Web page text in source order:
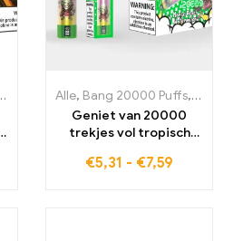
wegwerp-e-sigaretten Zweden,
Alle, Bang 20000 Puffs,
Geniet van 20000
trekjes vol tropisch
BLAZE 20000 PUFFS
€5,31 - €7,59